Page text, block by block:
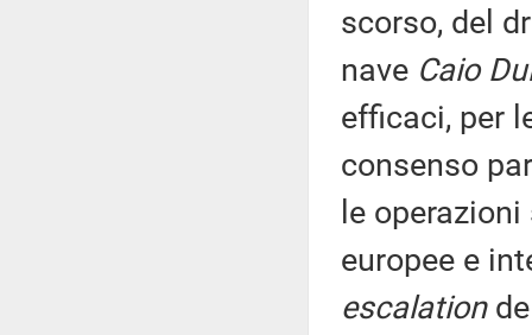
scorso, del
nave Caio
efficaci, per
consenso
le
europee e
escalation